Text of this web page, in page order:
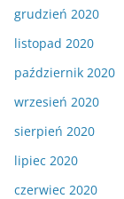
grudzień 2020
listopad 2020
październik 2020
wrzesień 2020
sierpień 2020
lipiec 2020
czerwiec 2020